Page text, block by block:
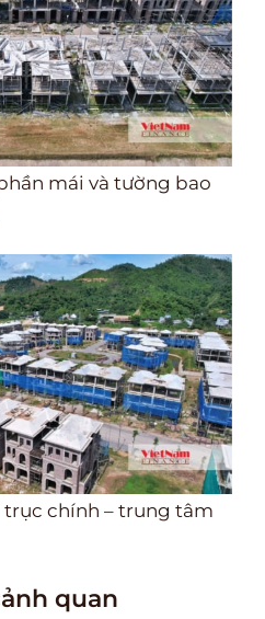
mái và tường bao
chính – trung tâm
quan